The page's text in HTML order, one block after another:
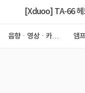
[Xduoo] TA-66 헤
음향ㆍ영상ㆍ카메
앰